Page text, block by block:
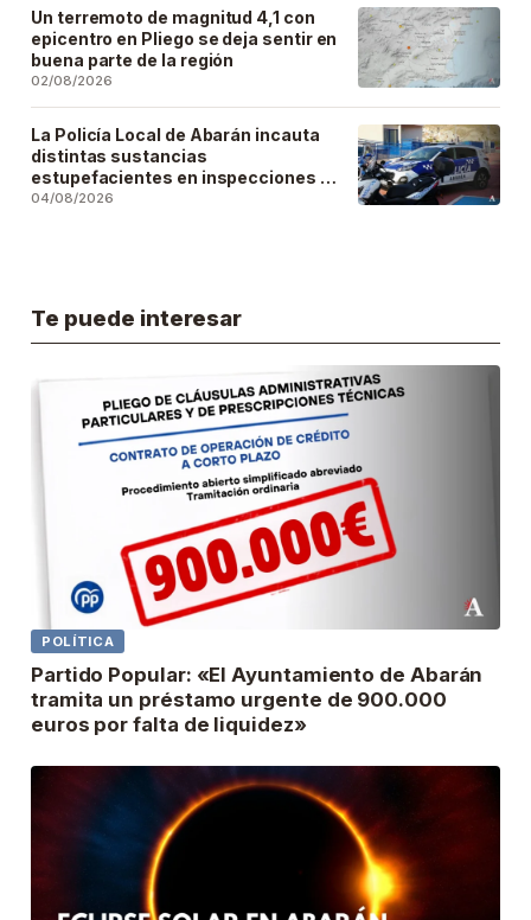
Un terremoto de magnitud 4,1 con
epicentro en Pliego se deja sentir en
buena parte de la región
02/08/2026
La Policía Local de Abarán incauta
distintas sustancias
estupefacientes en inspecciones a
locales públicos del municipio
04/08/2026
Te puede interesar
POLÍTICA
Partido Popular: «El Ayuntamiento de Abarán
tramita un préstamo urgente de 900.000
euros por falta de liquidez»